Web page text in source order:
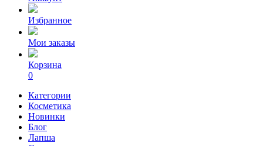
Избранное
Мои заказы
Корзина
0
Категории
Косметика
Новинки
Блог
Лапша